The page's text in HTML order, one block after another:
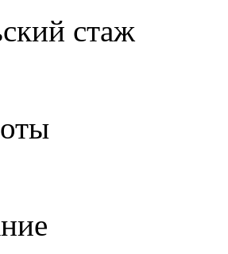
стаж